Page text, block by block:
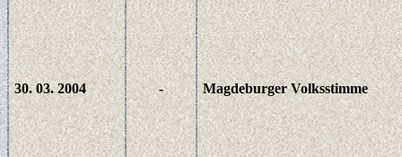
30. 03. 2004 - Magdeburger Volksstimme